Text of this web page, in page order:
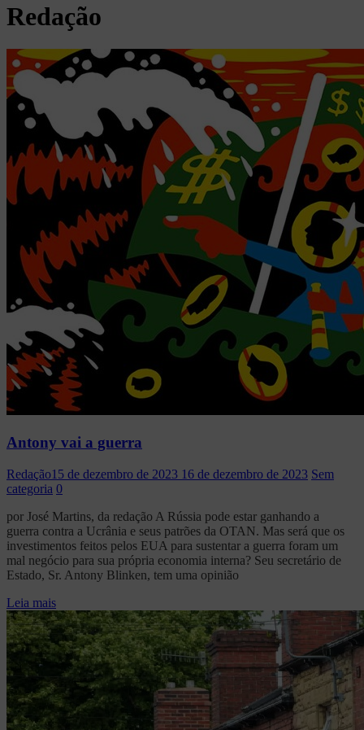
Redação
Antony vai a guerra
Redação15 de dezembro de 2023 16 de dezembro de 2023 Sem
categoria 0
por José Martins, da redação A Rússia pode estar ganhando a
guerra contra a Ucrânia e seus patrões da OTAN. Mas será que os
investimentos feitos pelos EUA para sustentar a guerra foram um
mal negócio para sua própria economia interna? Seu secretário de
Estado, Sr. Antony Blinken, tem uma opinião
Leia mais